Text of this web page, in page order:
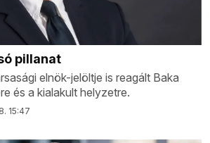
pillanat
elnök-jelöltje is reagált Baka
és a kialakult helyzetre.
15:47